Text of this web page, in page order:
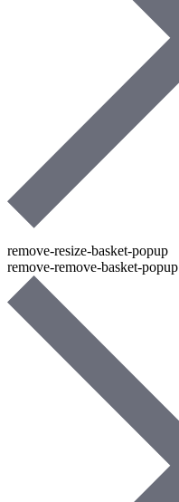
remove-resize-basket-popup
remove-remove-basket-popup